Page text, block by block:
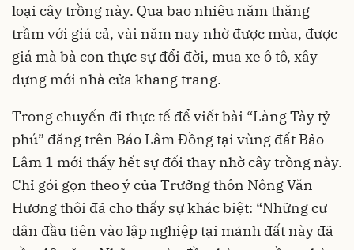
loại cây trồng này. Qua bao nhiêu năm thăng
trầm với giá cả, vài năm nay nhờ được mùa, được
giá mà bà con thực sự đổi đời, mua xe ô tô, xây
dựng mới nhà cửa khang trang.
Trong chuyến đi thực tế để viết bài “Làng Tày tỷ
phú” đăng trên Báo Lâm Đồng tại vùng đất Bảo
Lâm 1 mới thấy hết sự đổi thay nhờ cây trồng này.
Chỉ gói gọn theo ý của Trưởng thôn Nông Văn
Hương thôi đã cho thấy sự khác biệt: “Những cư
dân đầu tiên vào lập nghiệp tại mảnh đất này đã